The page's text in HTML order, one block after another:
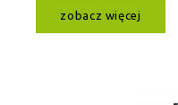
zobacz więcej